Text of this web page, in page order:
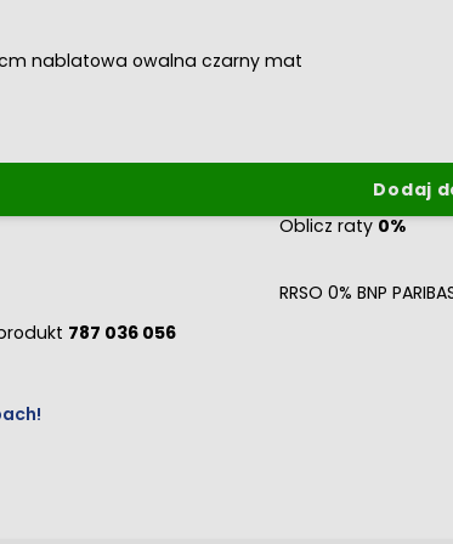
nablatowa owalna czarny mat
Dodaj
Oblicz raty0%
RRSO 0% BNP
787 036 056